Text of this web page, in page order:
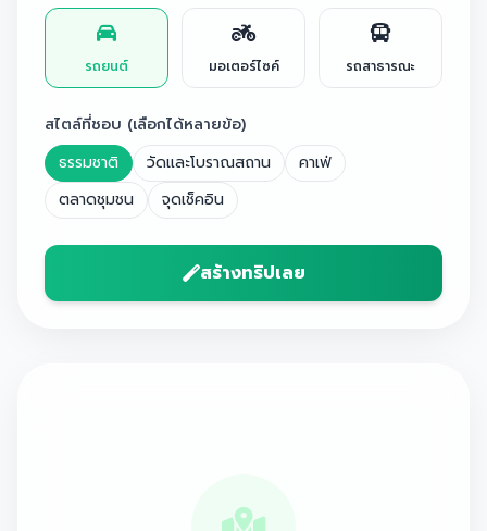
รถยนต์ มอเตอร์ไซค์ รถสาธารณะ
สไตล์ที่ชอบ (เลือกได้หลายข้อ)
ธรรมชาติ
วัดและโบราณสถาน
คาเฟ่
ตลาดชุมชน
จุดเช็คอิน
สร้างทริปเลย